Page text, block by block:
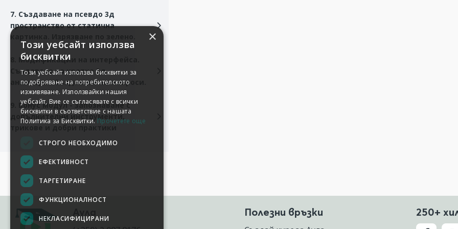
7. Създаване на псевдо 3д
пространство от статична
картинка. Изрязване по зелено.
8. Модификации на интерфейса.
Създаване на кратка 3д
анимация. Създаване на макроси.
9. Бонус модул - запознаване с
допълнителни инструменти,
трикове и добри практики
Полезни връзки 250+
×
Този уебсайт използва
бисквитки
Този уебсайт използва бисквитки за
подобряване на потребителското
изживяване. Използвайки нашия
уебсайт, Вие се съгласявате с всички
бисквитки в съответствие с нашата
Политика за Бисквитки. Прочетете още
СТРОГО НЕОБХОДИМО
ЕФЕКТИВНОСТ
ТАРГЕТИРАНЕ
ФУНКЦИОНАЛНОСТ
НЕКЛАСИФИЦИРАНИ